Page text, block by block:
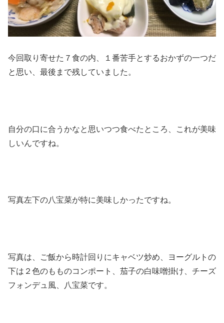
今回取り寄せた７食の内、１番苦手とするおかずの一つだ
と思い、最後まで残していました。
自分の口に合うかなと思いつつ食べたところ、これが美味
しいんですね。
写真左下の八宝菜が特に美味しかったですね。
写真は、ご飯から時計回りにキャベツ炒め、ヨーグルトの
下は２色のもものコンポート、茄子の白味噌掛け、チーズ
フォンデュ風、八宝菜です。